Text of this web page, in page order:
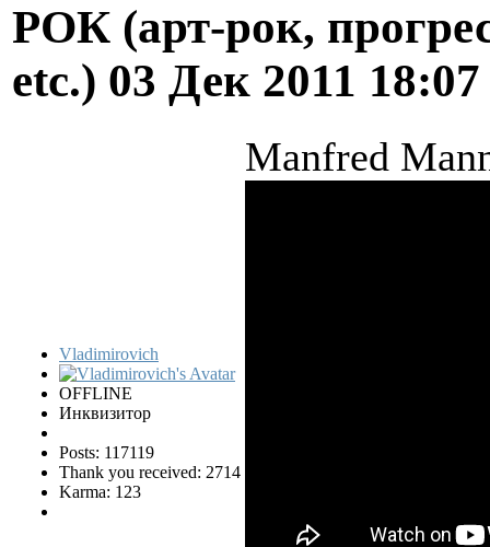
РОК (арт-рок,
etc.) 03 Дек 2011
Vladimirovich
OFFLINE
Инквизитор
Posts: 117119
Thank you received: 2714
Karma: 123
Manfred